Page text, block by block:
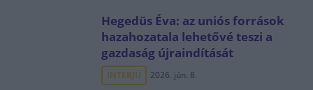
Hegedüs Éva: az uniós források
hazahozatala lehetővé teszi a
gazdaság újraindítását
INTERJÚ 2026. jún. 8.